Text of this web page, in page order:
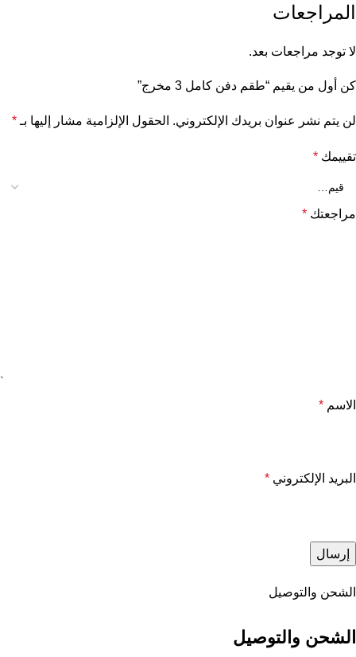
المراجعات
لا توجد مراجعات بعد.
كن أول من يقيم “طقم دفن كامل 3 مخرج”
لن يتم نشر عنوان بريدك الإلكتروني. الحقول الإلزامية مشار إليها بـ *
تقييمك *
مراجعتك *
الاسم *
البريد الإلكتروني *
الشحن والتوصيل
الشحن والتوصيل